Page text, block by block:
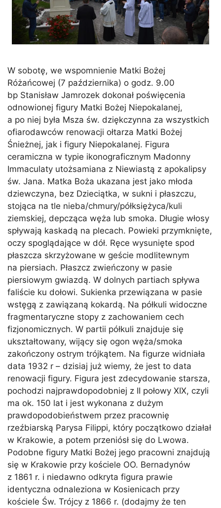
W sobotę, we wspomnienie Matki Bożej
Różańcowej (7 października) o godz. 9.00
bp Stanisław Jamrozek dokonał poświęcenia
odnowionej figury Matki Bożej Niepokalanej,
a po niej była Msza św. dziękczynna za wszystkich
ofiarodawców renowacji ołtarza Matki Bożej
Śnieżnej, jak i figury Niepokalanej. Figura
ceramiczna w typie ikonograficznym Madonny
Immaculaty utożsamiana z Niewiastą z apokalipsy
św. Jana. Matka Boża ukazana jest jako młoda
dziewczyna, bez Dzieciątka, w sukni i płaszczu,
stojąca na tle nieba/chmury/półksiężyca/kuli
ziemskiej, depcząca węża lub smoka. Długie włosy
spływają kaskadą na plecach. Powieki przymknięte,
oczy spoglądające w dół. Ręce wysunięte spod
płaszcza skrzyżowane w geście modlitewnym
na piersiach. Płaszcz zwieńczony w pasie
piersiowym gwiazdą. W dolnych partiach spływa
faliście ku dołowi. Sukienka przewiązana w pasie
wstęgą z zawiązaną kokardą. Na półkuli widoczne
fragmentaryczne stopy z zachowaniem cech
fizjonomicznych. W partii półkuli znajduje się
ukształtowany, wijący się ogon węża/smoka
zakończony ostrym trójkątem. Na figurze widniała
data 1932 r – dzisiaj już wiemy, że jest to data
renowacji figury. Figura jest zdecydowanie starsza,
pochodzi najprawdopodobniej z II połowy XIX, czyli
ma ok. 150 lat i jest wykonana z dużym
prawdopodobieństwem przez pracownię
rzeźbiarską Parysa Filippi, który początkowo działał
w Krakowie, a potem przeniósł się do Lwowa.
Podobne figury Matki Bożej jego pracowni znajdują
się w Krakowie przy kościele OO. Bernadynów
z 1861 r. i niedawno odkryta figura prawie
identyczna odnaleziona w Kosienicach przy
kościele Św. Trójcy z 1866 r. (dodajmy że ten